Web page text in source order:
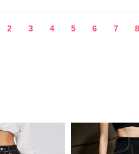
2 3 4 5 6 7 8